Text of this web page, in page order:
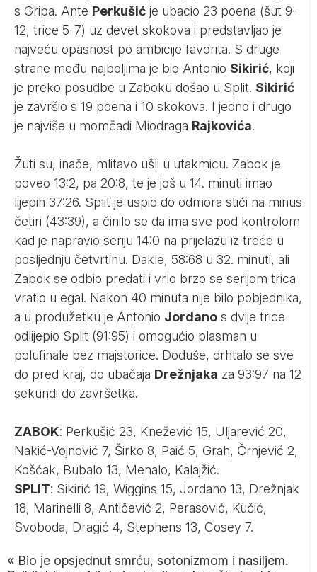
s Gripa. Ante Perkušić je ubacio 23 poena (šut 9-
12, trice 5-7) uz devet skokova i predstavljao je
najveću opasnost po ambicije favorita. S druge
strane među najboljima je bio Antonio Sikirić, koji
je preko posudbe u Zaboku došao u Split. Sikirić
je završio s 19 poena i 10 skokova. I jedno i drugo
je najviše u momčadi Miodraga Rajkovića.
Žuti su, inače, mlitavo ušli u utakmicu. Zabok je
poveo 13:2, pa 20:8, te je još u 14. minuti imao
lijepih 37:26. Split je uspio do odmora stići na minus
četiri (43:39), a činilo se da ima sve pod kontrolom
kad je napravio seriju 14:0 na prijelazu iz treće u
posljednju četvrtinu. Dakle, 58:68 u 32. minuti, ali
Zabok se odbio predati i vrlo brzo se serijom trica
vratio u egal. Nakon 40 minuta nije bilo pobjednika,
a u produžetku je Antonio Jordano s dvije trice
odlijepio Split (91:95) i omogućio plasman u
polufinale bez majstorice. Doduše, drhtalo se sve
do pred kraj, do ubačaja Drežnjaka za 93:97 na 12
sekundi do završetka.
ZABOK: Perkušić 23, Knežević 15, Uljarević 20,
Nakić-Vojnović 7, Širko 8, Paić 5, Grah, Črnjević 2,
Košćak, Bubalo 13, Menalo, Kalajžić.
SPLIT: Sikirić 19, Wiggins 15, Jordano 13, Drežnjak
18, Marinelli 8, Antičević 2, Perasović, Kučić,
Svoboda, Dragić 4, Stephens 13, Cosey 7.
« Bio je opsjednut smrću, sotonizmom i nasiljem.